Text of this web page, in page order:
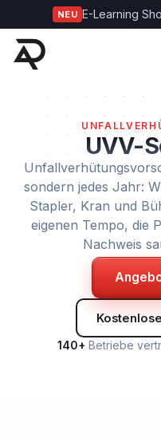
NEU E-Learning
UVV-
sondern jedes Jahr:
Stapler, Kran und
eigenen Tempo, die
Nachweis
140+ Betriebe